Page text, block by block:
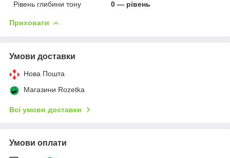
Рівень глибини тону
0 — рівень
Приховати
Умови доставки
Нова Пошта
Магазини Rozetka
Всі умови доставки
Умови оплати